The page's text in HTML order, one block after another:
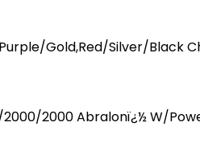
Gold,Red/Silver/Black
2000 Abralonï¿½ W/